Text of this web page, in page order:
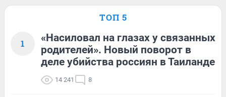
ТОП 5
1
«Насиловал на глазах у связанных
родителей». Новый поворот в
деле убийства россиян в Таиланде
14 241 8